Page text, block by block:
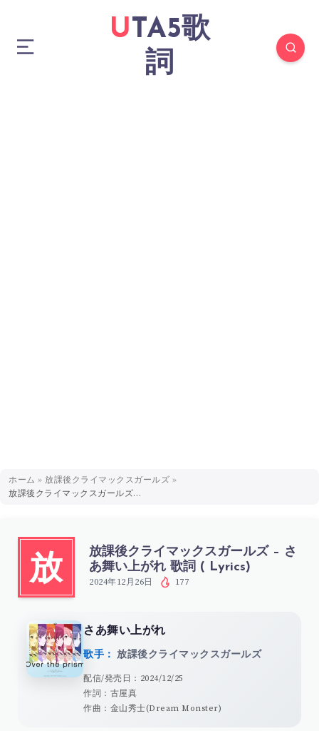
UTA5歌
詞
ホーム » 放課後クライマックスガールズ »
放課後クライマックスガールズ – さあ舞い上がれ 歌詞 ( Lyrics)
放
放課後クライマックスガールズ – さ
あ舞い上がれ 歌詞 ( Lyrics)
2024年12月26日 177
さあ舞い上がれ
歌手： 放課後クライマックスガールズ
配信/発売日：2024/12/25
作詞：古屋真
作曲：金山秀士(Dream Monster)